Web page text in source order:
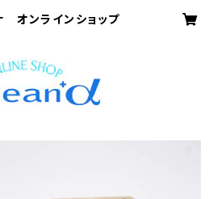
オンラインショップ